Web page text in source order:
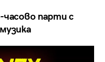
парти с